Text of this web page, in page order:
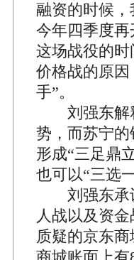
融资的时候
今年四季度
这场战役的
价格战的原
手”。
刘强东解释
势，而苏宁
形成“三足鼎
也可以“三选一
刘强东承认
人战以及资
质疑的京东